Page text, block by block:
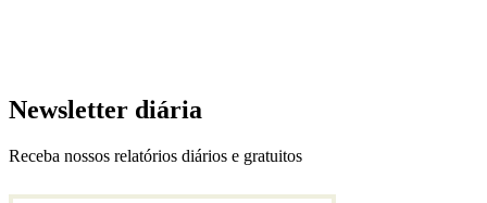
Newsletter diária
Receba nossos relatórios diários e gratuitos